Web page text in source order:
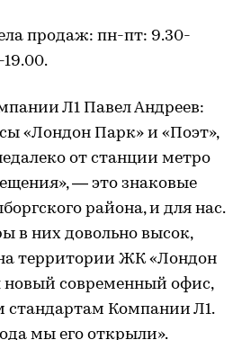
продаж: пн-пт: 9.30-
19.00.
Л1 Павел Андреев:
«Лондон Парк» и «Поэт»,
от станции метро
— это знаковые
района, и для нас.
в них довольно высок,
территории ЖК «Лондон
современный офис,
стандартам Компании Л1.
мы его открыли».